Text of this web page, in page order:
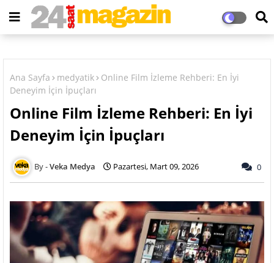
Ana Sayfa medyatik
Online Film İzleme Rehberi: En İyi
Deneyim İçin İpuçları
Online Film İzleme Rehberi: En İyi
Deneyim İçin İpuçları
Veka Medya Pazartesi, Mart 09, 2026 0